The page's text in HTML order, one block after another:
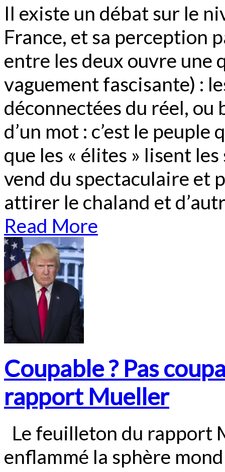
Il existe un débat sur le
France, et sa perception
entre les deux ouvre une
vaguement fascisante) :
déconnectées du réel, ou
d’un mot : c’est le
que les « élites » lisent
vend du spectaculaire et
attirer le chaland et
Read More
Coupable ? Pas
rapport Mueller
Le feuilleton du rapport
enflammé la sphère